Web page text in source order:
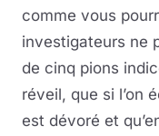
comme vous
investigateurs ne
de cinq pions
réveil, que si l’on
est dévoré et